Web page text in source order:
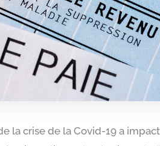
la crise de la Covid-19 a